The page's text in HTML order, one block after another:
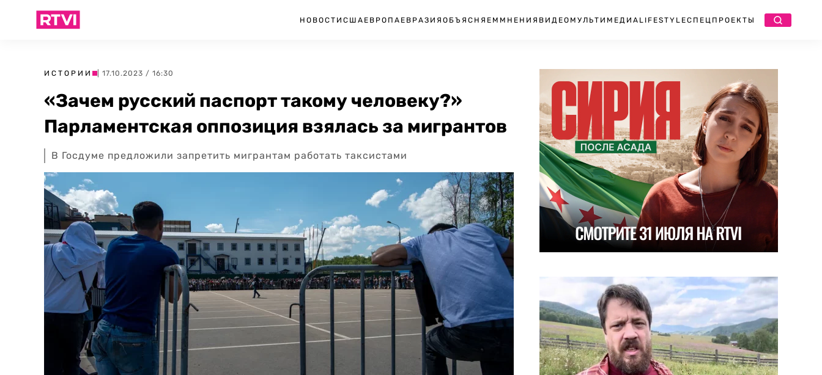
НОВОСТИ США ЕВРОПА ЕВРАЗИЯ ОБЪЯСНЯЕМ МНЕНИЯ ВИДЕО МУЛЬТИМЕДИА LIFESTYLEСПЕЦПРОЕКТЫ
ИСТОРИИ | 17.10.2023 / 16:30
«Зачем русский паспорт такому человеку?»
Парламентская оппозиция взялась за мигрантов
В Госдуме предложили запретить мигрантам работать таксистами